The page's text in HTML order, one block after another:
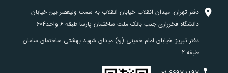
دفتر تهران: میدان انقلاب خیابان انقلاب به سمت ولیعصر بین خیابان
دانشگاه فخررازی جنب بانک ملت ساختمان پارسا طبقه 6 واحد604
دفتر تبریز: خیابان امام خمینی (ره) میدان شهید بهشتی ساختمان سامان
طبقه 2